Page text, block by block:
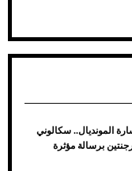
أشهر
المونديال.. سكالوني
برسالة مؤثرة